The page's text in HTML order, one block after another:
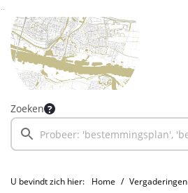
Ga naar de inhoud van deze pagina
Ga naar het zoeken
Ga naar het menu
Zoeken
U bevindt zich hier: Home Vergaderingen